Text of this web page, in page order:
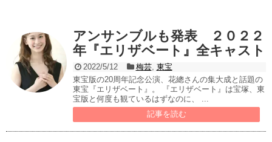
アンサンブルも発表 ２０２２
年『エリザベート』全キャスト
2022/5/12 梅芸, 東宝
東宝版の20周年記念公演、花總さんの集大成と話題の
東宝『エリザベート』。 『エリザベート』は宝塚、東
宝版と何度も観ているはずなのに、 ...
記事を読む